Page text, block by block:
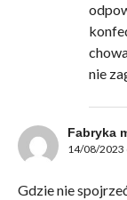
nie
Fabryka
14/08/2023
Gdzie nie